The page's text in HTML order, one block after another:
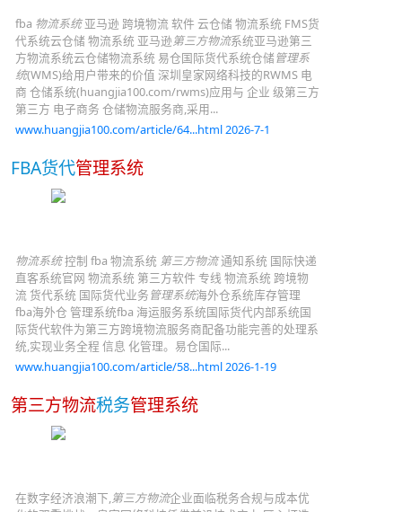
fba 物流系统亚马逊 跨境物流 软件 云仓储 物流系统 FMS货
代系统云仓储 物流系统 亚马逊第三方物流系统亚马逊第三
方物流系统云仓储物流系统 易仓国际货代系统仓储管理系
统(WMS)给用户带来的价值 深圳皇家网络科技的RWMS 电
商 仓储系统(huangjia100.com/rwms)应用与 企业 级第三方
第三方 电子商务 仓储物流服务商,采用...
www.huangjia100.com/article/64...html 2026-7-1
FBA货代管理系统
物流系统控制 fba 物流系统 第三方物流通知系统 国际快递
直客系统官网 物流系统 第三方软件 专线 物流系统 跨境物
流 货代系统 国际货代业务管理系统海外仓系统库存管理
fba海外仓 管理系统fba 海运服务系统国际货代内部系统国
际货代软件为第三方跨境物流服务商配备功能完善的处理系
统,实现业务全程 信息 化管理。易仓国际...
www.huangjia100.com/article/58...html 2026-1-19
第三方物流税务管理系统
在数字经济浪潮下,第三方物流企业面临税务合规与成本优